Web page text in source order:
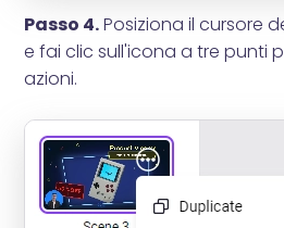
Passo 4.Posiziona il cursore
e fai clic sull'icona a tre punti
azioni.